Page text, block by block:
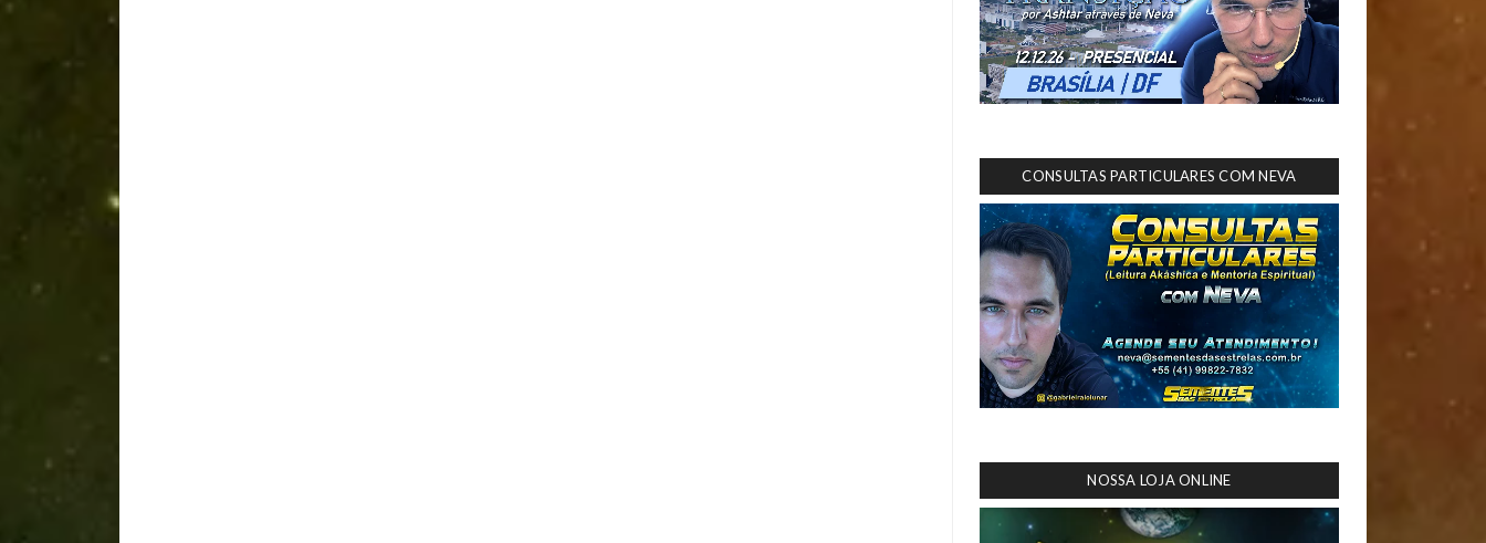
CONSULTAS PARTICULARES COM NEVA
NOSSA LOJA ONLINE